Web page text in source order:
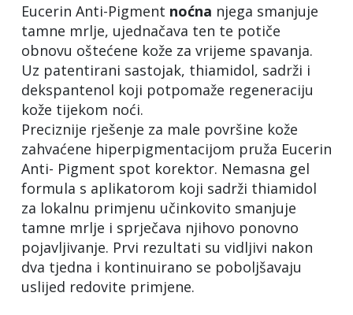
Eucerin Anti-Pigment noćna njega smanjuje
tamne mrlje, ujednačava ten te potiče
obnovu oštećene kože za vrijeme spavanja.
Uz patentirani sastojak, thiamidol, sadrži i
dekspantenol koji potpomaže regeneraciju
kože tijekom noći.
Preciznije rješenje za male površine kože
zahvaćene hiperpigmentacijom pruža Eucerin
Anti- Pigment spot korektor. Nemasna gel
formula s aplikatorom koji sadrži thiamidol
za lokalnu primjenu učinkovito smanjuje
tamne mrlje i sprječava njihovo ponovno
pojavljivanje. Prvi rezultati su vidljivi nakon
dva tjedna i kontinuirano se poboljšavaju
uslijed redovite primjene.